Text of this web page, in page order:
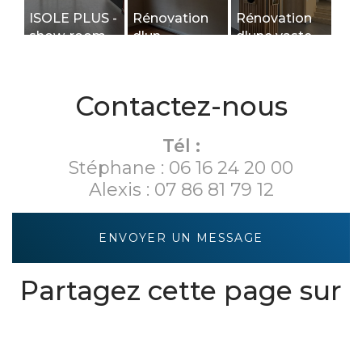
ISOLE PLUS -
show-room
Rénovation
d'un
Rénovation
d'une vaste
Dijon
Contactez-nous
Tél :
Stéphane : 06 16 24 20 00
Alexis : 07 86 81 79 12
ENVOYER UN MESSAGE
Partagez cette page sur